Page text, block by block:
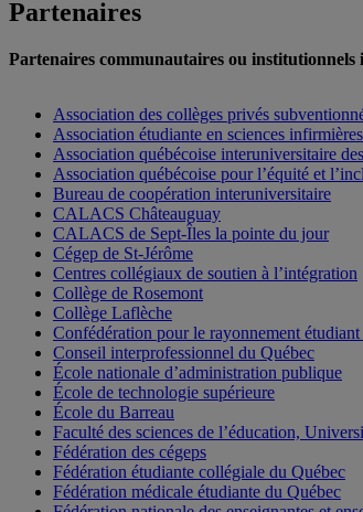
Partenaires
Partenaires communautaires ou institutionnels
Association des collèges privés
Association étudiante en sciences
Association québécoise interuniversitaire
Association québécoise pour l’équité et
Bureau de coopération interuniversitaire
CALACS Châteauguay
CALACS de Sept-Îles la pointe du jour
Cégep de St-Jérôme
Centres collégiaux de soutien à l’intégration
Collège de Rosemont
Collège Laflèche
Confédération pour le rayonnement
Conseil interprofessionnel du Québec
École nationale d’administration publique
École de technologie supérieure
École du Barreau
Faculté des sciences de l’éducation,
Fédération des cégeps
Fédération étudiante collégiale du Québec
Fédération médicale étudiante du Québec